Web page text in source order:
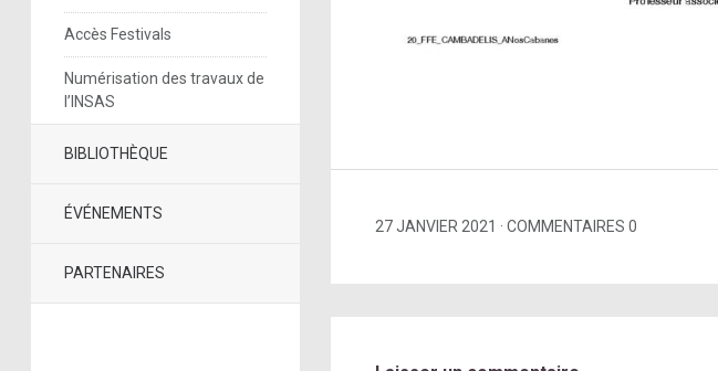
Accès Festivals
Numérisation des travaux de
l’INSAS
BIBLIOTHÈQUE
ÉVÉNEMENTS
PARTENAIRES
27 JANVIER 2021 COMMENTAIRES 0